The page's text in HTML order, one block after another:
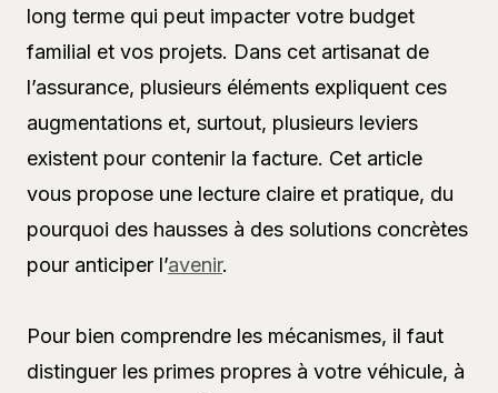
long terme qui peut impacter votre budget
familial et vos projets. Dans cet artisanat de
l’assurance, plusieurs éléments expliquent ces
augmentations et, surtout, plusieurs leviers
existent pour contenir la facture. Cet article
vous propose une lecture claire et pratique, du
pourquoi des hausses à des solutions concrètes
pour anticiper l’avenir.
Pour bien comprendre les mécanismes, il faut
distinguer les primes propres à votre véhicule, à